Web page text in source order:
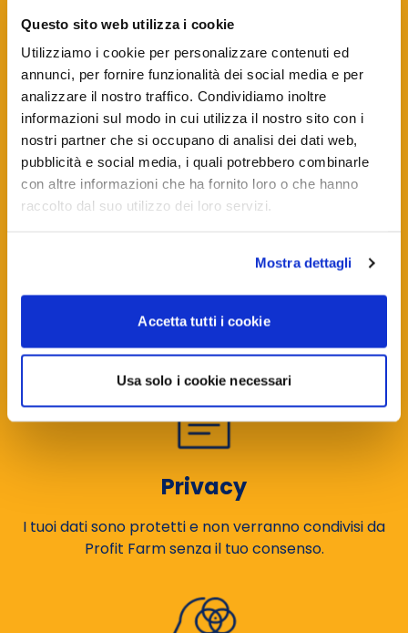
Questo sito web utilizza i cookie
Utilizziamo i cookie per personalizzare contenuti ed
annunci, per fornire funzionalità dei social media e per
analizzare il nostro traffico. Condividiamo inoltre
informazioni sul modo in cui utilizza il nostro sito con i
nostri partner che si occupano di analisi dei dati web,
pubblicità e social media, i quali potrebbero combinarle
con altre informazioni che ha fornito loro o che hanno
raccolto dal suo utilizzo dei loro servizi.
Mostra dettagli
Accetta tutti i cookie
Usa solo i cookie necessari
Profit Farm è semplice,
sicura e affidabile
Sicurezza
leader nel settore.
Privacy
I tuoi dati sono protetti e non verranno condivisi da
Profit Farm senza il tuo consenso.